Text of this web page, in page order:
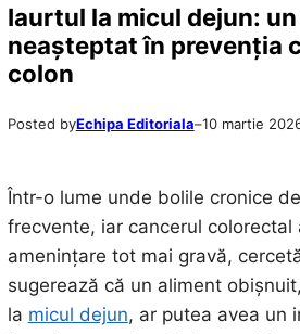
Iaurtul la micul dejun:
neașteptat în prevenția
colon
Posted byEchipa Editoriala–10 martie
Într-o lume unde bolile cronice
frecvente, iar cancerul colorectal
amenințare tot mai gravă,
sugerează că un aliment
la micul dejun, ar putea avea un